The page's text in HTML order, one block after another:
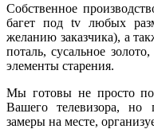
Собственное
багет под tv любых
желанию заказчика), а
поталь, сусальное
элементы старения.
Мы готовы не просто
Вашего телевизора, но
замеры на месте,